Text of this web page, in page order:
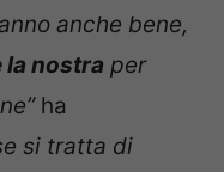
anche bene,
la nostra per
ha
si tratta di